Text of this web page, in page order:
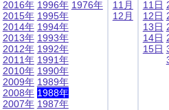
2016年
2015年
2014年
2013年
2012年
2011年
2010年
2009年
2008年
2007年
1996年
1995年
1994年
1993年
1992年
1991年
1990年
1989年
1988年
1987年
1976年
11月
12月
11日
12日
13日
14日
15日